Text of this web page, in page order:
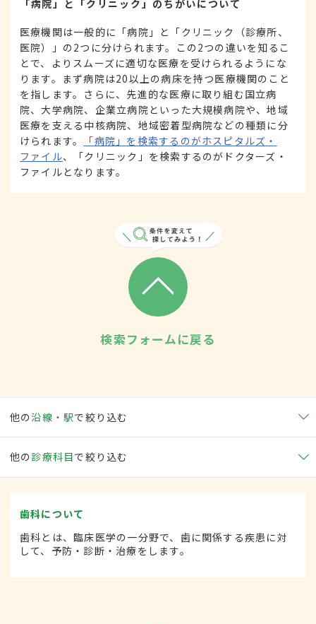
「病院」と「クリニック」のちがいについて
医療機関は一般的に「病院」と「クリニック（診療所、
医院）」の2つに分けられます。この2つの違いを知るこ
とで、よりスムーズに適切な医療を受けられるようにな
ります。まず病院は20以上の病床を持つ医療機関のこと
を指します。さらに、先進的な医療に取り組む国立病
院、大学病院、企業立病院といった大規模病院や、地域
医療を支える中核病院、地域密着型病院などの種類に分
けられます。
「病院」を検索するのがホスピタルズ・
ファイル、「クリニック」を検索するのがドクターズ・
ファイルとなります。
検索フォームに戻る
他の沿線・駅で絞り込む
他の 診療科目で絞り込む
歯科について
歯科とは、臨床医学の一分野で、歯に関係する疾患に対
して、予防・診断・治療をします。